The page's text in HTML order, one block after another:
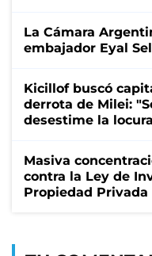
La Cámara
embajador Eyal
Kicillof buscó
derrota de Milei:
desestime la
Masiva
contra la Ley de
Propiedad Privada